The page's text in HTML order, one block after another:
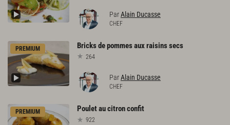
ParAlain Ducasse
CHEF
PREMIUM Bricksdepommesauxraisinssecs
264
ParAlain Ducasse
CHEF
PREMIUM Pouletaucitronconfit
922